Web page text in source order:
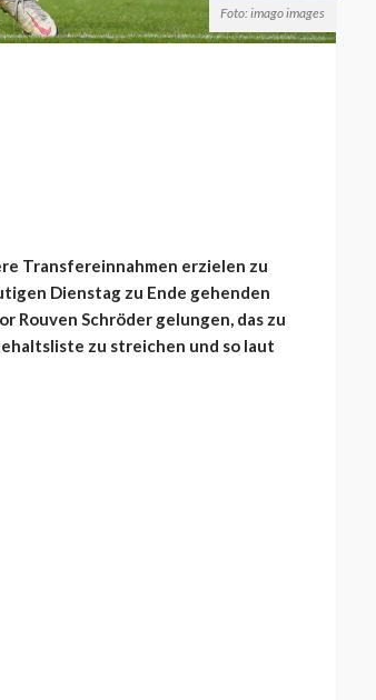
Foto: imago images
Transfereinnahmen erzielen zu
Dienstag zu Ende gehenden
Schröder gelungen, das zu
zu streichen und so laut